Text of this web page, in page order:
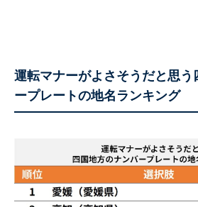
運転マナーがよさそうだと思う
ープレートの地名ランキング